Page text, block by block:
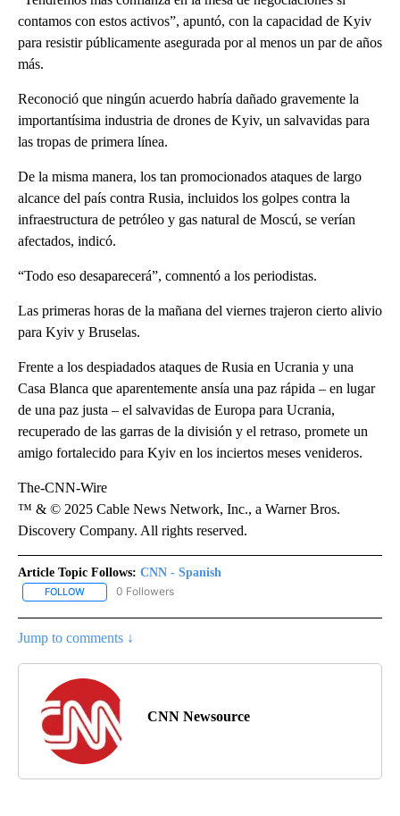
contamos con estos activos”, apuntó, con la capacidad de Kyiv
para resistir públicamente asegurada por al menos un par de años
más.
Reconoció que ningún acuerdo habría dañado gravemente la
importantísima industria de drones de Kyiv, un salvavidas para
las tropas de primera línea.
De la misma manera, los tan promocionados ataques de largo
alcance del país contra Rusia, incluidos los golpes contra la
infraestructura de petróleo y gas natural de Moscú, se verían
afectados, indicó.
“Todo eso desaparecerá”, comnentó a los periodistas.
Las primeras horas de la mañana del viernes trajeron cierto alivio
para Kyiv y Bruselas.
Frente a los despiadados ataques de Rusia en Ucrania y una
Casa Blanca que aparentemente ansía una paz rápida – en lugar
de una paz justa – el salvavidas de Europa para Ucrania,
recuperado de las garras de la división y el retraso, promete un
amigo fortalecido para Kyiv en los inciertos meses venideros.
The-CNN-Wire
™ & © 2025 Cable News Network, Inc., a Warner Bros.
Discovery Company. All rights reserved.
Article Topic Follows: CNN - Spanish
FOLLOW FOLLOW "CNN - SPANISH" TO RECEIVE NOTIFICATIONS ABOUT
0 Followers
Jump to comments ↓
CNN Newsource